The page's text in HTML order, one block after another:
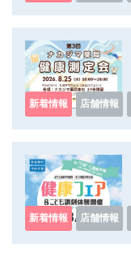
新着情報
店舗情報
新着情報
店舗情報